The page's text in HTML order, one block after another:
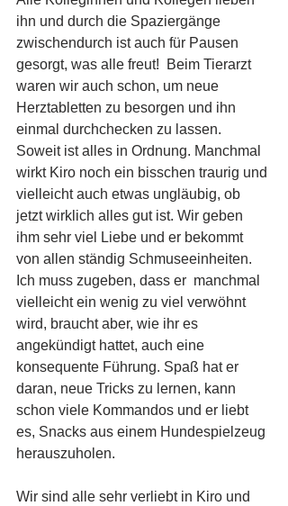
ihn und durch die Spaziergänge
zwischendurch ist auch für Pausen
gesorgt, was alle freut!  Beim Tierarzt
waren wir auch schon, um neue
Herztabletten zu besorgen und ihn
einmal durchchecken zu lassen.
Soweit ist alles in Ordnung. Manchmal
wirkt Kiro noch ein bisschen traurig und
vielleicht auch etwas ungläubig, ob
jetzt wirklich alles gut ist. Wir geben
ihm sehr viel Liebe und er bekommt
von allen ständig Schmuseeinheiten.
Ich muss zugeben, dass er  manchmal
vielleicht ein wenig zu viel verwöhnt
wird, braucht aber, wie ihr es
angekündigt hattet, auch eine
konsequente Führung. Spaß hat er
daran, neue Tricks zu lernen, kann
schon viele Kommandos und er liebt
es, Snacks aus einem Hundespielzeug
herauszuholen.
Wir sind alle sehr verliebt in Kiro und